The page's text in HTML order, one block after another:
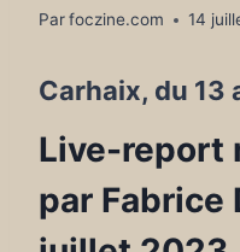
Parfoczine.com 14
Carhaix, du 13
Live-report
par Fabrice